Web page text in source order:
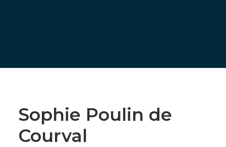
Sophie Poulin de
Courval